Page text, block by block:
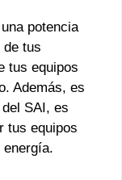
potencia
de tus
tus equipos
Además, es
SAI, es
tus equipos
energía.